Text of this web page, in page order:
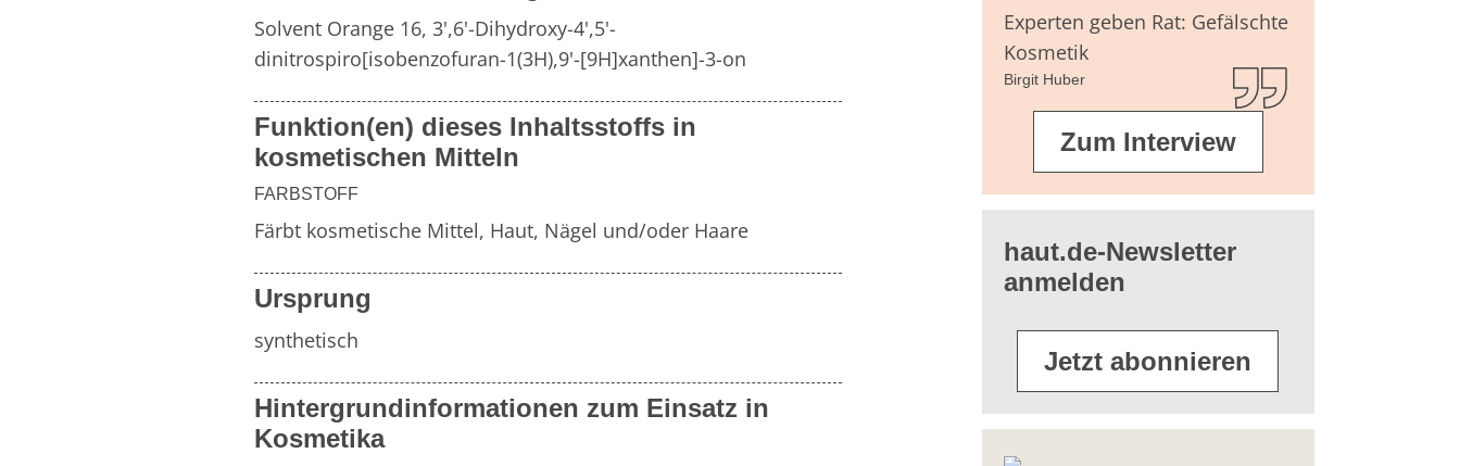
Weitere Inhaltsstoffe
Zahnpflegemitteln
Zahnersatz
Fragen
Duftfamilien Produktsicherheit
Weiterführende
Solvent Orange 16, 3',6'-Dihydroxy-4',5'-
dinitrospiro[isobenzofuran-1(3H),9'-[9H]xanthen]-3-on
Funktion(en) dieses Inhaltsstoffs in
kosmetischen Mitteln
FARBSTOFF
Färbt kosmetische Mittel, Haut, Nägel und/oder Haare
Ursprung
synthetisch
Hintergrundinformationen zum Einsatz in
Kosmetika
Experten geben Rat: Gefälschte
Kosmetik
Birgit Huber
Zum Interview
haut.de-Newsletter
anmelden
Jetzt abonnieren